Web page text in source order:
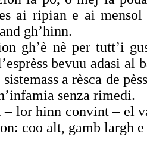
ai ripian e ai mensol
gh’hinn.
gh’è nè per tutt’i
bevuu adasi al
a rèsca de
senza rimedi.
– lor hinn convint – el
coo alt, gamb largh